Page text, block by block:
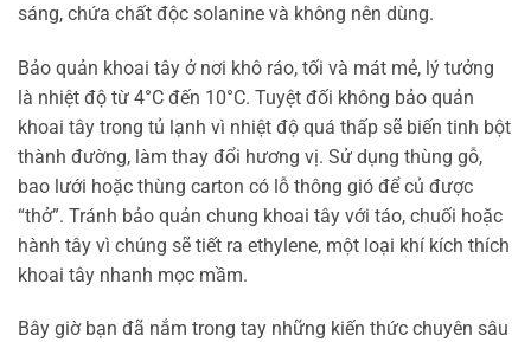
sáng, chứa chất độc solanine và không nên dùng.
Bảo quản khoai tây ở nơi khô ráo, tối và mát mẻ, lý tưởng
là nhiệt độ từ 4°C đến 10°C. Tuyệt đối không bảo quản
khoai tây trong tủ lạnh vì nhiệt độ quá thấp sẽ biến tinh bột
thành đường, làm thay đổi hương vị. Sử dụng thùng gỗ,
bao lưới hoặc thùng carton có lỗ thông gió để củ được
“thở”. Tránh bảo quản chung khoai tây với táo, chuối hoặc
hành tây vì chúng sẽ tiết ra ethylene, một loại khí kích thích
khoai tây nhanh mọc mầm.
Bây giờ bạn đã nắm trong tay những kiến thức chuyên sâu